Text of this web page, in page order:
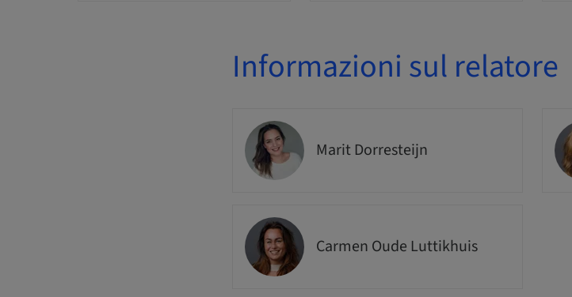
Informazioni sul relatore
Marit Dorresteijn
Carmen Oude Luttikhuis